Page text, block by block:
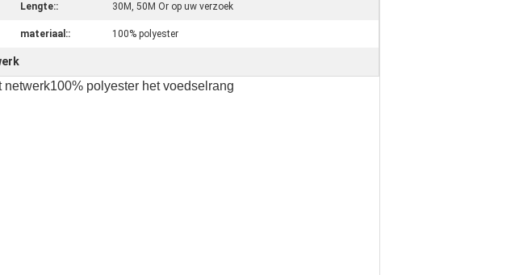
Lengte:: 30M, 50M Or op uw verzoek
materiaal:: 100% polyester
polyester het voedselrang